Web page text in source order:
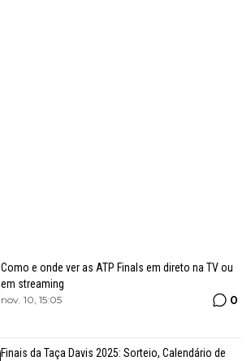
Como e onde ver as ATP Finals em direto na TV ou
em streaming
nov. 10, 15:05 0
Finais da Taça Davis 2025: Sorteio, Calendário de